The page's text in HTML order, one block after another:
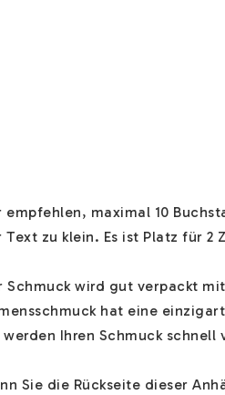
empfehlen, maximal 10
Text zu klein. Es ist Platz für 2
Schmuck wird gut verpackt
hat eine
Ihren Schmuck schnell
Sie die Rückseite dieser